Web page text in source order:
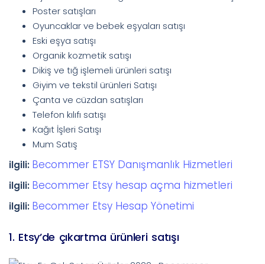
Poster satışları
Oyuncaklar ve bebek eşyaları satışı
Eski eşya satışı
Organik kozmetik satışı
Dikiş ve tığ işlemeli ürünleri satışı
Giyim ve tekstil ürünleri Satışı
Çanta ve cüzdan satışları
Telefon kılıfı satışı
Kağıt İşleri Satışı
Mum Satış
ilgili: Becommer ETSY Danışmanlık Hizmetleri
ilgili: Becommer Etsy hesap açma hizmetleri
ilgili: Becommer Etsy Hesap Yönetimi
1. Etsy’de çıkartma ürünleri satışı